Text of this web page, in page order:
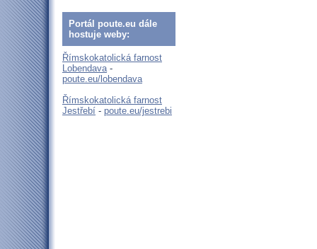
Portál poute.eu dále
hostuje weby:
Římskokatolická farnost
Lobendava-
poute.eu/lobendava
Římskokatolická farnost
Jestřebí - poute.eu/jestrebi